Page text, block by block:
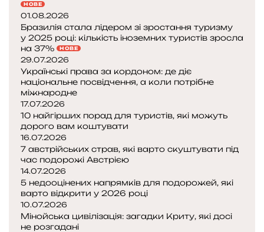
НОВЕ
01.08.2026
Бразилія стала лідером зі зростання туризму
у 2025 році: кількість іноземних туристів зросла
на 37%
НОВЕ
29.07.2026
Українські права за кордоном: де діє
національне посвідчення, а коли потрібне
міжнародне
17.07.2026
10 найгірших порад для туристів, які можуть
дорого вам коштувати
16.07.2026
7 австрійських страв, які варто скуштувати під
час подорожі Австрією
14.07.2026
5 недооцінених напрямків для подорожей, які
варто відкрити у 2026 році
10.07.2026
Мінойська цивілізація: загадки Криту, які досі
не розгадані